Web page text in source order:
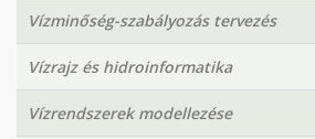
Vízminőség-szabályozás tervezés
Vízrajz és hidroinformatika
Vízrendszerek modellezése